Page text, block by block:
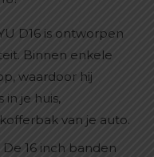
D16 is ontworpen
Binnen enkele
waardoor hij
je huis,
van je auto.
16 inch banden